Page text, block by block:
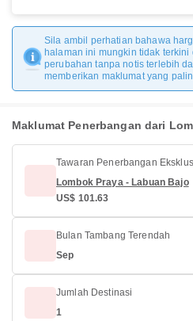
Sila ambil perhatian bahawa
halaman ini mungkin tidak
perubahan tanpa notis terlebih
memberikan maklumat yang
Maklumat Penerbangan dari
Tawaran Penerbangan
Lombok Praya - Labuan Bajo
US$ 101.63
Bulan Tambang Terendah
Sep
Jumlah Destinasi
1